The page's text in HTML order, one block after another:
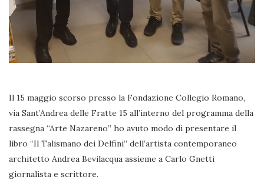
Il 15 maggio scorso presso la Fondazione Collegio Romano,
via Sant’Andrea delle Fratte 15 all’interno del programma della
rassegna “Arte Nazareno” ho avuto modo di presentare il
libro “Il Talismano dei Delfini” dell’artista contemporaneo
architetto Andrea Bevilacqua assieme a Carlo Gnetti
giornalista e scrittore.